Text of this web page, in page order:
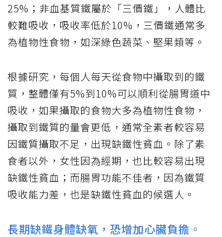
25%；非血基質鐵屬於「三價鐵」，人體比
較難吸收，吸收率低於10%，三價鐵通常多
為植物性食物，如深綠色蔬菜、堅果類等。
根據研究，每個人每天從食物中攝取到的鐵
質，整體僅有5%到10%可以順利從腸胃道中
吸收，如果攝取的食物大多為植物性食物，
攝取到鐵質的量會更低，通常全素者較容易
因鐵質攝取不足，出現缺鐵性貧血。除了素
食者以外，女性因為經期，也比較容易出現
缺鐵性貧血；而腸胃功能不佳者，因為鐵質
吸收能力差，也是缺鐵性貧血的候選人。
長期缺鐵身體缺氧，恐增加心臟負擔。